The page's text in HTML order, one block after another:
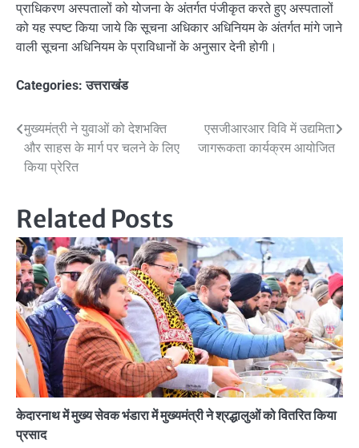
प्राधिकरण अस्पतालों को योजना के अंतर्गत पंजीकृत करते हुए अस्पतालों
को यह स्पष्ट किया जाये कि सूचना अधिकार अधिनियम के अंतर्गत मांगे जाने
वाली सूचना अधिनियम के प्राविधानों के अनुसार देनी होगी।
Categories:उत्तराखंड
Post
navigation
मुख्यमंत्री ने युवाओं को देशभक्ति
और साहस के मार्ग पर चलने के लिए
किया प्रेरित
एसजीआरआर विवि में उद्यमिता
जागरूकता कार्यक्रम आयोजित
Related Posts
केदारनाथ में मुख्य सेवक भंडारा में मुख्यमंत्री ने श्रद्धालुओं को वितरित किया
प्रसाद